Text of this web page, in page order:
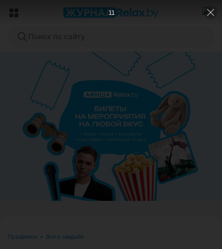
ЭФФЕКТИВНАЯ РЕКЛАМА НА САЙТЕ
Праздники • Все о свадьбе
9